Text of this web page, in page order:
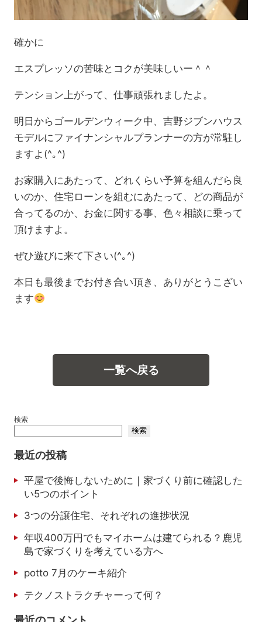
確かに
エスプレッソの苦味とコクが美味しいー＾＾
テンション上がって、仕事頑張れましたよ。
明日からゴールデンウィーク中、吉野ジブンハウス
モデルにファイナンシャルプランナーの方が常駐し
ますよ(^｡^)
お家購入にあたって、どれくらい予算を組んだら良
いのか、住宅ローンを組むにあたって、どの商品が
合ってるのか、お金に関する事、色々相談に乗って
頂けますよ。
ぜひ遊びに来て下さい(^｡^)
本日も最後までお付き合い頂き、ありがとうこざい
ます
一覧へ戻る
検索
検索
最近の投稿
平屋で後悔しないために｜家づくり前に確認した
い5つのポイント
3つの分譲住宅、それぞれの進捗状況
年収400万円でもマイホームは建てられる？鹿児
島で家づくりを考えている方へ
potto 7月のケーキ紹介
テクノストラクチャーって何？